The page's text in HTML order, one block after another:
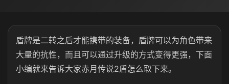
盾牌是二转之后才能携带的装备，盾牌可以为角色带来
大量的抗性，而且可以通过升级的方式变得更强，下面
小编就来告诉大家赤月传说2盾怎么取下来。